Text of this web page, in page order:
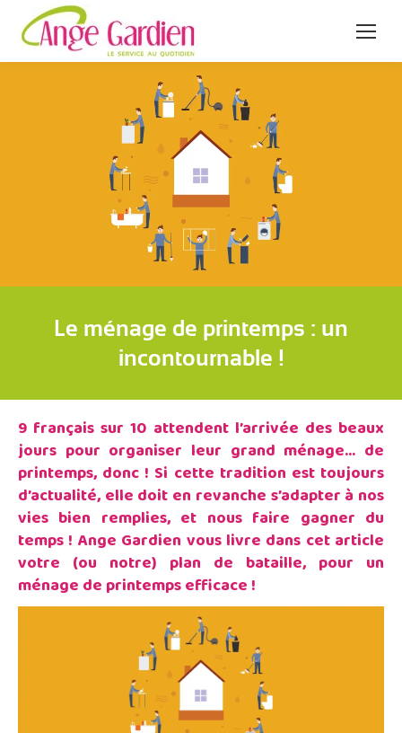
Le ménage de printemps : un
incontournable !
9 français sur 10 attendent l’arrivée des beaux
jours pour organiser leur grand ménage… de
printemps, donc ! Si cette tradition est toujours
d’actualité, elle doit en revanche s’adapter à nos
vies bien remplies, et nous faire gagner du
temps ! Ange Gardien vous livre dans cet article
votre (ou notre) plan de bataille, pour un
ménage de printemps efficace !